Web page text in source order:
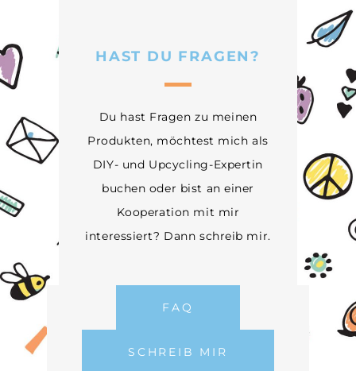
HAST DU FRAGEN?
Du hast Fragen zu meinen
Produkten, möchtest mich als
DIY- und Upcycling-Expertin
buchen oder bist an einer
Kooperation mit mir
interessiert? Dann schreib mir.
FAQ
SCHREIB MIR